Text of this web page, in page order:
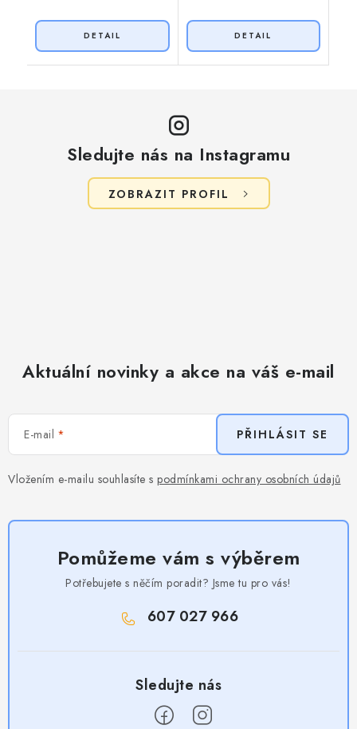
Sledujte nás na Instagramu
ZOBRAZIT PROFIL
Aktuální novinky a akce na váš e-mail
E-mail
Vložením e-mailu souhlasíte s podmínkami ochrany osobních údajů
PŘIHLÁSIT SE
Pomůžeme vám s výběrem
Potřebujete s něčím poradit? Jsme tu pro vás!
607 027 966